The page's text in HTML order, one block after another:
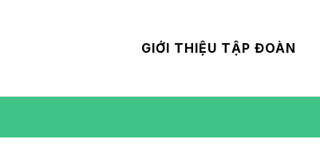
GIỚI THIỆU TẬP ĐOÀN